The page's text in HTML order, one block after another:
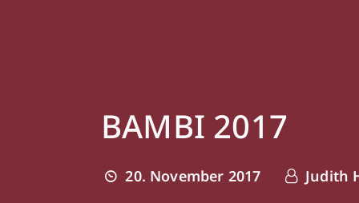
BAMBI 2017
20. November 2017 Judith